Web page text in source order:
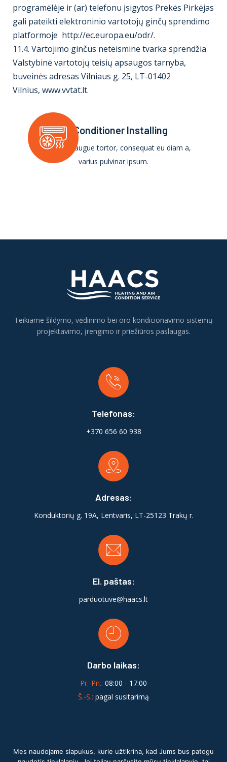
programėlėje ir (ar) telefonu įsigytos Prekės Pirkėjas
gali pateikti elektroninio vartotojų ginčų sprendimo
platformoje http://ec.europa.eu/odr/.
11.4. Vartojimo ginčus neteismine tvarka sprendžia
Valstybinė vartotojų teisių apsaugos tarnyba,
buveinės adresas Vilniaus g. 25, LT-01402
Vilnius, www.vvtat.lt.
Air Conditioner Installing
Vestibulum augue tortor, consequat eu diam a,
varius pulvinar ipsum.
Teikiame šildymo, vėdinimo bei oro kondicionavimo sistemų
projektavimo, įrengimo ir priežiūros paslaugas.
Telefonas:
+370 656 60 938
Adresas:
Konduktorių g. 19A, Lentvaris, LT-25123 Trakų r.
El. paštas:
parduotuve@haacs.lt
Darbo laikas:
Pr.-Pn.: 08:00 - 17:00
Š.-S.: pagal susitarimą
Mes naudojame slapukus, kurie užtikrina, kad Jums bus patogu